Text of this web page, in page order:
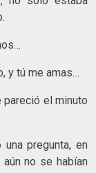
y tú me amas…
pareció el minuto
pregunta, en
no se habían